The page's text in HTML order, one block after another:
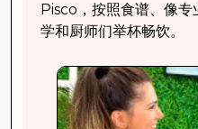
Pisco，按照食谱、像
学和厨师们举杯畅饮。